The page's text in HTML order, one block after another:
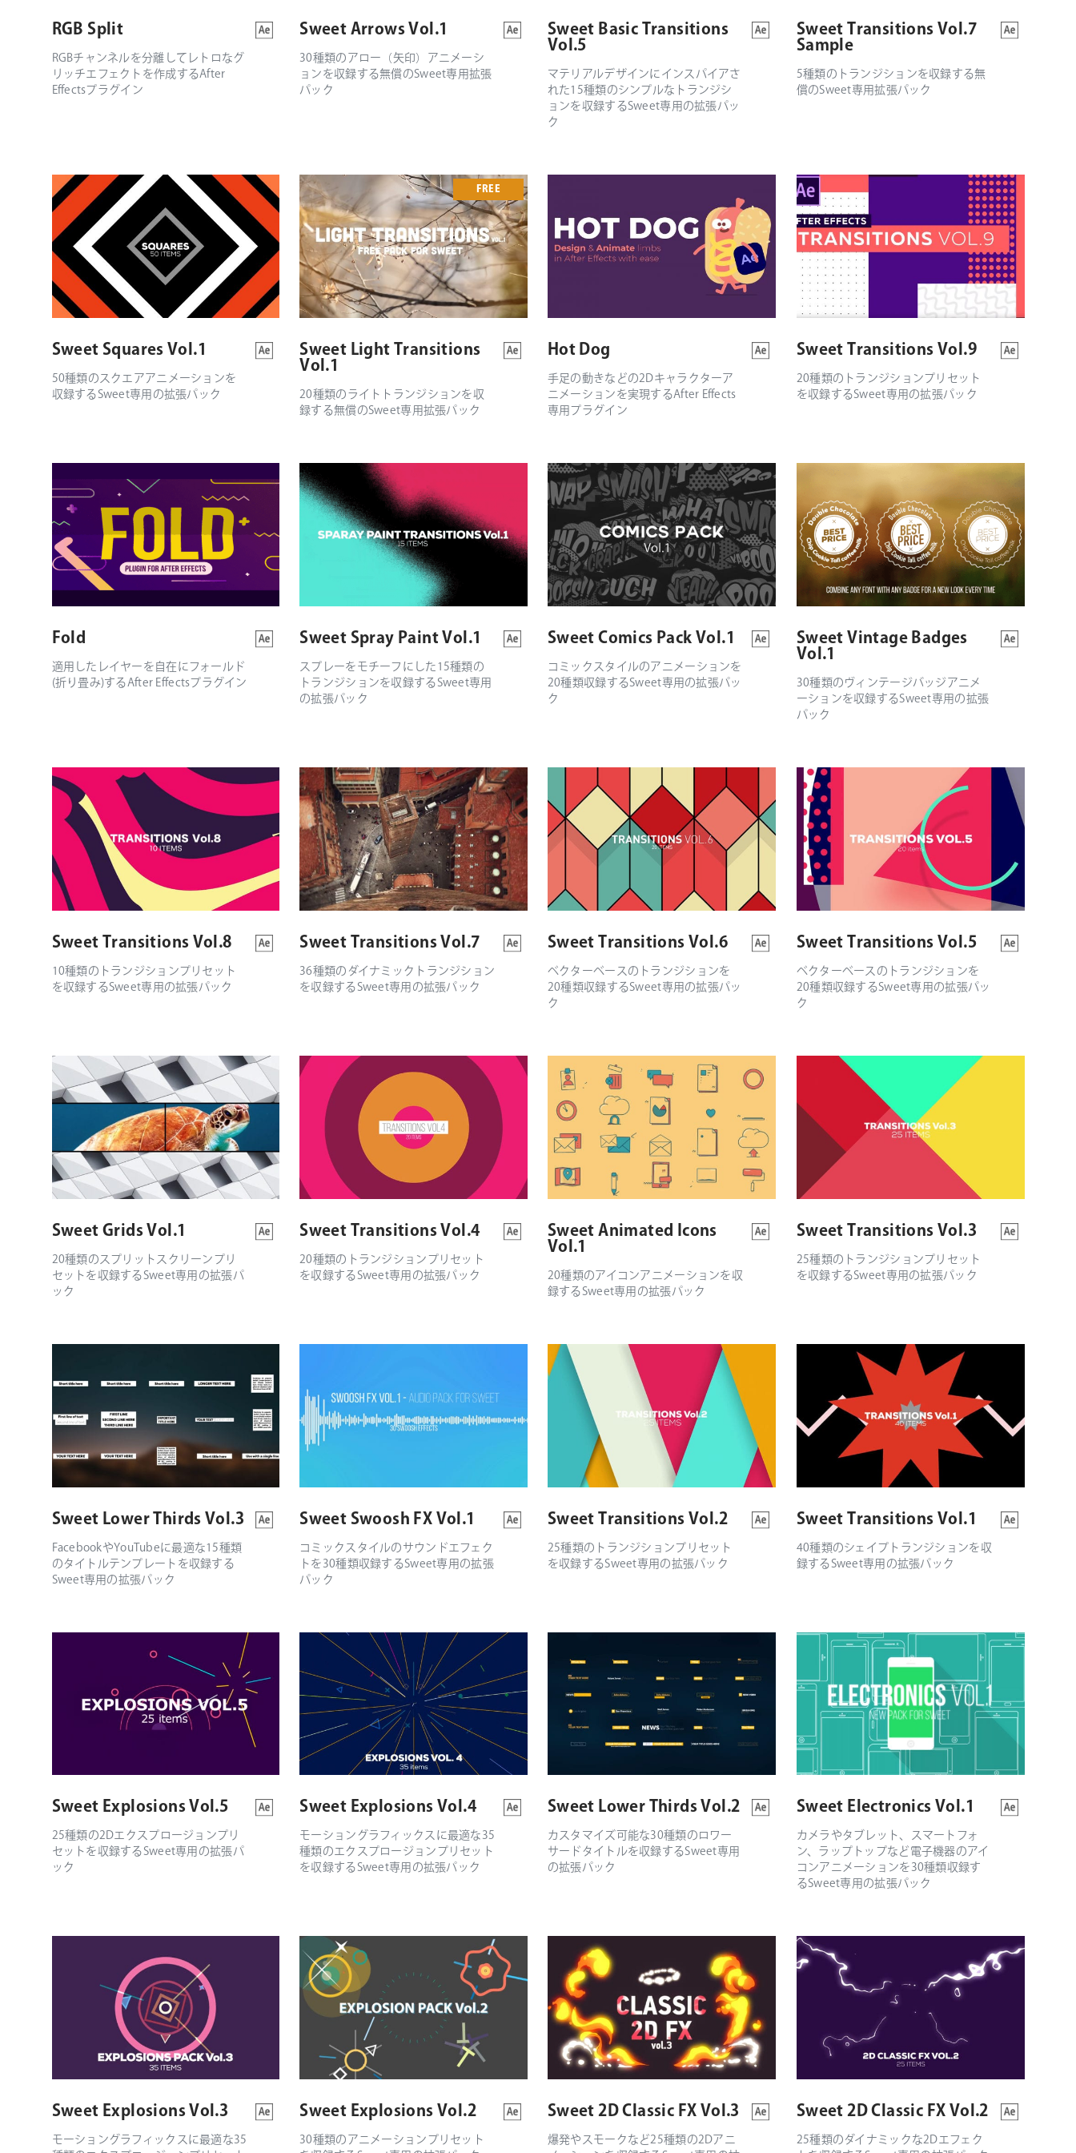
RGB Split
RGBチャンネルを分離してレトロなグ
リッチエフェクトを作成するAfter
Effectsプラグイン
Sweet Arrows Vol.1
30種類のアロー（矢印）アニメーシ
ョンを収録する無償のSweet専用拡張
パック
Sweet Basic Transitions
Vol.5
マテリアルデザインにインスパイアさ
れた15種類のシンプルなトランジシ
ョンを収録するSweet専用の拡張パッ
ク
Sweet Transitions Vol.7
Sample
5種類のトランジションを収録する無
償のSweet専用拡張パック
Sweet Squares Vol.1
50種類のスクエアアニメーションを
収録するSweet専用の拡張パック
FREE
Sweet Light Transitions
Vol.1
20種類のライトトランジションを収
録する無償のSweet専用拡張パック
Hot Dog
手足の動きなどの2Dキャラクターア
ニメーションを実現するAfter Effects
専用プラグイン
Sweet Transitions Vol.9
20種類のトランジションプリセット
を収録するSweet専用の拡張パック
Fold
適用したレイヤーを自在にフォールド
(折り畳み)するAfter Effectsプラグイン
Sweet Spray Paint Vol.1
スプレーをモチーフにした15種類の
トランジションを収録するSweet専用
の拡張パック
Sweet Comics Pack Vol.1
コミックスタイルのアニメーションを
20種類収録するSweet専用の拡張パッ
ク
Sweet Vintage Badges
Vol.1
30種類のヴィンテージバッジアニメ
ーションを収録するSweet専用の拡張
パック
Sweet Transitions Vol.8
10種類のトランジションプリセット
を収録するSweet専用の拡張パック
Sweet Transitions Vol.7
36種類のダイナミックトランジション
を収録するSweet専用の拡張パック
Sweet Transitions Vol.6
ベクターベースのトランジションを
20種類収録するSweet専用の拡張パッ
ク
Sweet Transitions Vol.5
ベクターベースのトランジションを
20種類収録するSweet専用の拡張パッ
ク
Sweet Grids Vol.1
20種類のスプリットスクリーンプリ
セットを収録するSweet専用の拡張パ
ック
Sweet Transitions Vol.4
20種類のトランジションプリセット
を収録するSweet専用の拡張パック
Sweet Animated Icons
Vol.1
20種類のアイコンアニメーションを収
録するSweet専用の拡張パック
Sweet Transitions Vol.3
25種類のトランジションプリセット
を収録するSweet専用の拡張パック
Sweet Lower Thirds Vol.3
FacebookやYouTubeに最適な15種類
のタイトルテンプレートを収録する
Sweet専用の拡張パック
Sweet Swoosh FX Vol.1
コミックスタイルのサウンドエフェク
トを30種類収録するSweet専用の拡張
パック
Sweet Transitions Vol.2
25種類のトランジションプリセット
を収録するSweet専用の拡張パック
Sweet Transitions Vol.1
40種類のシェイプトランジションを収
録するSweet専用の拡張パック
Sweet Explosions Vol.5
25種類の2Dエクスプロージョンプリ
セットを収録するSweet専用の拡張パ
ック
Sweet Explosions Vol.4
モーショングラフィックスに最適な35
種類のエクスプロージョンプリセット
を収録するSweet専用の拡張パック
Sweet Lower Thirds Vol.2
カスタマイズ可能な30種類のロワー
サードタイトルを収録するSweet専用
の拡張パック
Sweet Electronics Vol.1
カメラやタブレット、スマートフォ
ン、ラップトップなど電子機器のアイ
コンアニメーションを30種類収録す
るSweet専用の拡張パック
Sweet Explosions Vol.3
モーショングラフィックスに最適な35
Sweet Explosions Vol.2
30種類のアニメーションプリセット
Sweet 2D Classic FX Vol.3
爆発やスモークなど25種類の2Dアニ
Sweet 2D Classic FX Vol.2
25種類のダイナミックな2Dエフェク